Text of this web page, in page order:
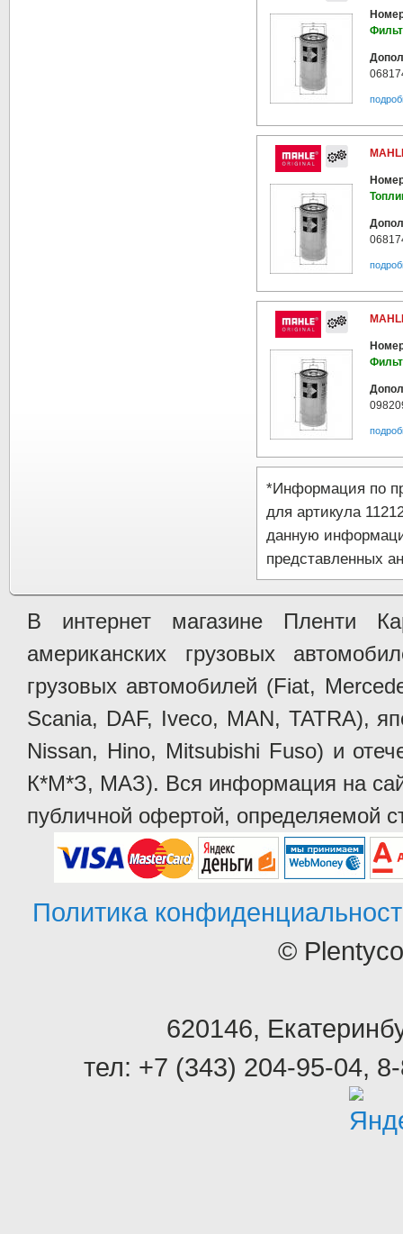
*Информация по
для артикула
данную
представленных
В интернет магазине Пленти
американских грузовых
грузовых автомобилей (Fiat,
Scania, DAF, Iveco, MAN, TATRA),
Nissan, Hino, Mitsubishi Fuso) и
К*М*З, МАЗ). Вся информация на
публичной офертой, определяемой
Политика
©
620146,
тел: +7 (343) 204-95-04,